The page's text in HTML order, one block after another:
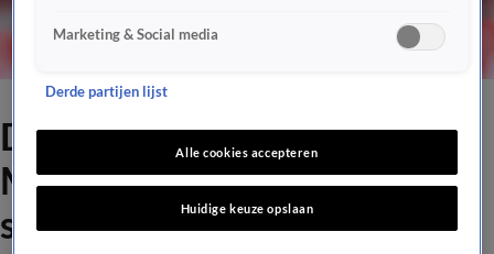
Dortmund moet toptalent
Moukoko rest van het
seizoen missen
Marketing & Social media
Derde partijen lijst
Alle cookies accepteren
Huidige keuze opslaan